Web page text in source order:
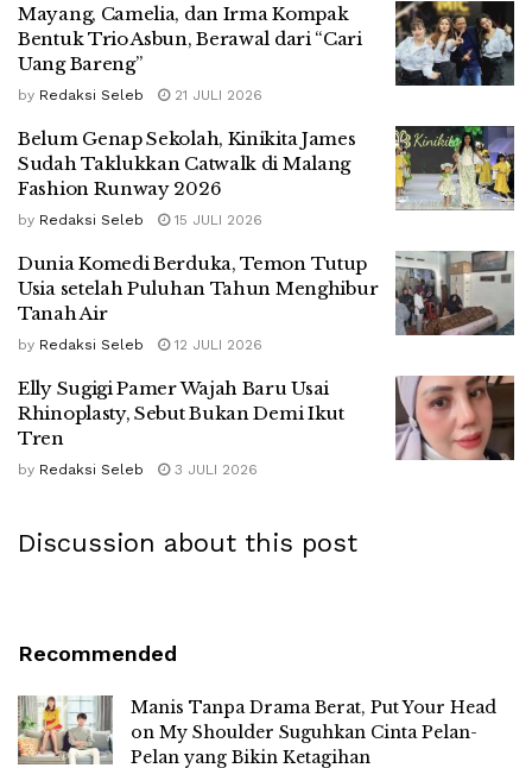
Mayang, Camelia, dan Irma Kompak
Bentuk Trio Asbun, Berawal dari “Cari
Uang Bareng”
by Redaksi Seleb 21 JULI 2026
Belum Genap Sekolah, Kinikita James
Sudah Taklukkan Catwalk di Malang
Fashion Runway 2026
by Redaksi Seleb 15 JULI 2026
Dunia Komedi Berduka, Temon Tutup
Usia setelah Puluhan Tahun Menghibur
Tanah Air
by Redaksi Seleb 12 JULI 2026
Elly Sugigi Pamer Wajah Baru Usai
Rhinoplasty, Sebut Bukan Demi Ikut
Tren
by Redaksi Seleb 3 JULI 2026
Discussion about this post
Recommended
Manis Tanpa Drama Berat, Put Your Head
on My Shoulder Suguhkan Cinta Pelan-
Pelan yang Bikin Ketagihan